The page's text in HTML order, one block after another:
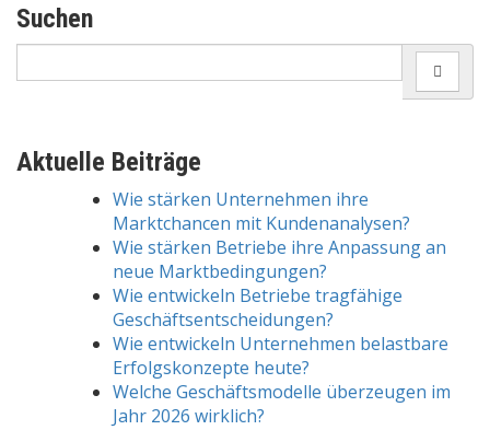
Suchen
for:
Aktuelle Beiträge
Wie stärken Unternehmen ihre
Marktchancen mit Kundenanalysen?
Wie stärken Betriebe ihre Anpassung an
neue Marktbedingungen?
Wie entwickeln Betriebe tragfähige
Geschäftsentscheidungen?
Wie entwickeln Unternehmen belastbare
Erfolgskonzepte heute?
Welche Geschäftsmodelle überzeugen im
Jahr 2026 wirklich?